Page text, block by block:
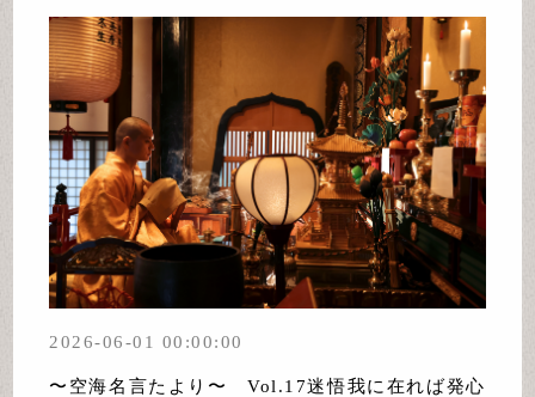
2026-06-01 00:00:00
〜空海名言たより〜 Vol.17迷悟我に在れば発心